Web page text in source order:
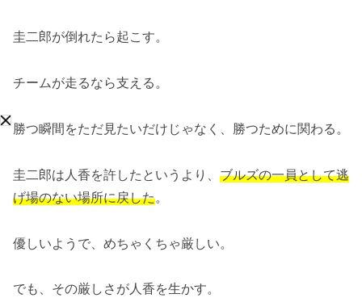
圭二郎が倒れたら起こす。
チームが走るなら支える。
勝つ瞬間をただ見たいだけじゃなく、勝つために関わる。
圭二郎は人香を許したというより、 ブルズの一員として逃
げ場のない場所に戻した。
優しいようで、めちゃくちゃ厳しい。
でも、その厳しさが人香を生かす。